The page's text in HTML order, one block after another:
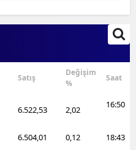
Satış
Değişim
%
Saat
6.522,53 2,02 16:50
6.504,01 0,12
18:43